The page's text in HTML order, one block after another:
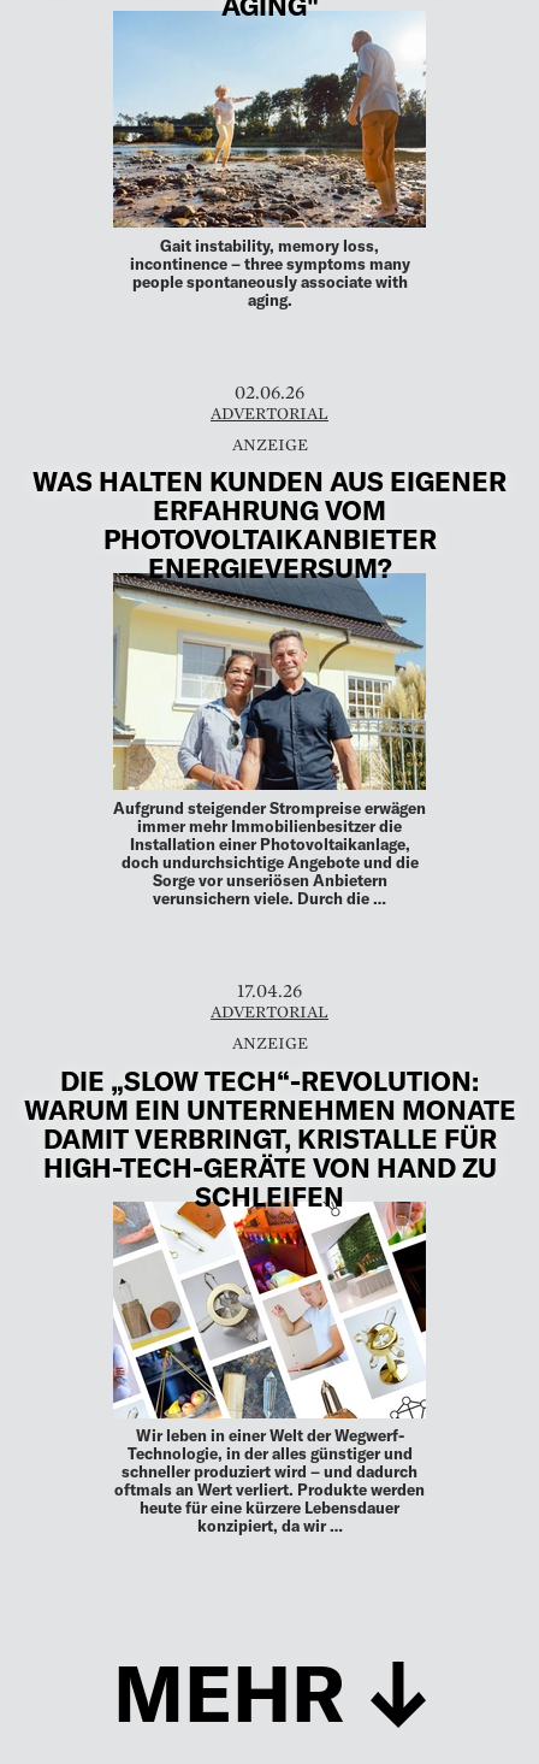
Gait instability, memory loss,
incontinence – three symptoms many
people spontaneously associate with
aging.
02.06.26
ADVERTORIAL
WAS HALTEN KUNDEN AUS EIGENER
ERFAHRUNG VOM
PHOTOVOLTAIKANBIETER
ENERGIEVERSUM?
Aufgrund steigender Strompreise erwägen
immer mehr Immobilienbesitzer die
Installation einer Photovoltaikanlage,
doch undurchsichtige Angebote und die
Sorge vor unseriösen Anbietern
verunsichern viele. Durch die …
17.04.26
ADVERTORIAL
DIE „SLOW TECH“-REVOLUTION:
WARUM EIN UNTERNEHMEN MONATE
DAMIT VERBRINGT, KRISTALLE FÜR
HIGH-TECH-GERÄTE VON HAND ZU
SCHLEIFEN
Wir leben in einer Welt der Wegwerf-
Technologie, in der alles günstiger und
schneller produziert wird – und dadurch
oftmals an Wert verliert. Produkte werden
heute für eine kürzere Lebensdauer
konzipiert, da wir …
MEHR